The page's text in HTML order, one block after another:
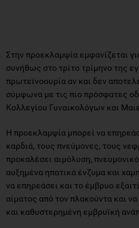
Στην προεκλαμψία εμφανίζεται
συνήθως στο τρίτο τρίμηνο της
πρωτεϊνοουρία αν και δεν
σύμφωνα με τις πιο πρόσφατες
Κολλεγίου Γυναικολόγων και
Η προεκλαμψία μπορεί να
καρδιά, τους πνεύμονες, τους
προκαλέσει αιμόλυση,
αυξημένα ηπατικά ένζυμα και
να επηρεάσει και το έμβρυο
αίματος από τον πλακούντα και
και καθυστερημένη εμβρυϊκή